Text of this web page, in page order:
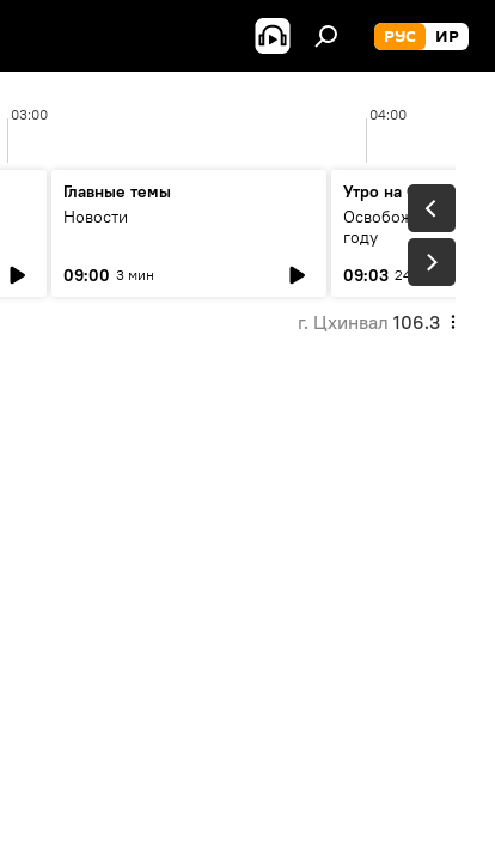
РУС ИР
03:00 04:00
Главные темы
Новости
09:00 3 мин
Утро на Спутнике
Освобождение
году
09:03 24 мин
г. Цхинвал 106.3